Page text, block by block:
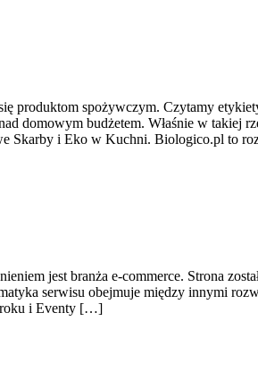
produktom spożywczym. Czytamy
domowym budżetem. Właśnie w takiej
Skarby i Eko w Kuchni. Biologico.pl to
jest branża e-commerce. Strona
serwisu obejmuje między innymi
i Eventy […]